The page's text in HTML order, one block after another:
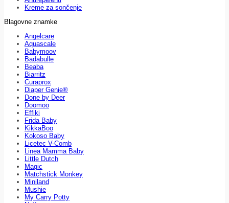
Kreme za sončenje
Blagovne znamke
Angelcare
Aquascale
Babymoov
Badabulle
Beaba
Biarritz
Curaprox
Diaper Genie®
Done by Deer
Doomoo
Effiki
Frida Baby
KikkaBoo
Kokoso Baby
Licetec V-Comb
Linea Mamma Baby
Little Dutch
Magic
Matchstick Monkey
Miniland
Mushie
My Carry Potty